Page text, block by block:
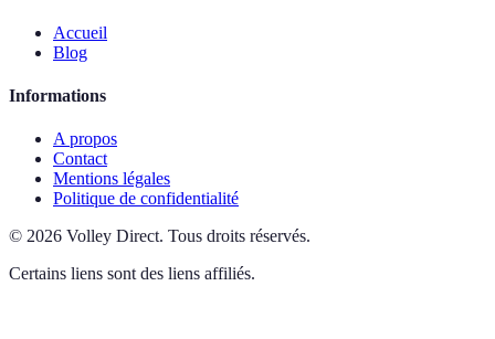
Accueil
Blog
Informations
A propos
Contact
Mentions légales
Politique de confidentialité
© 2026 Volley Direct. Tous droits réservés.
Certains liens sont des liens affiliés.